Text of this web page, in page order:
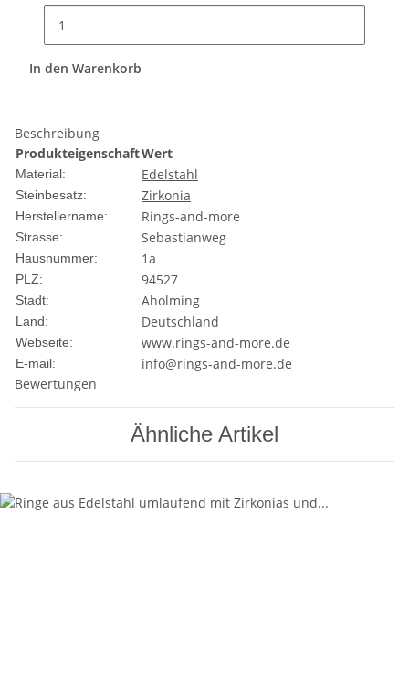
In den Warenkorb
Beschreibung
ProdukteigenschaftWert
Material: Edelstahl
Steinbesatz: Zirkonia
Herstellername: Rings-and-more
Strasse: Sebastianweg
Hausnummer: 1a
PLZ: 94527
Stadt: Aholming
Land: Deutschland
Webseite: www.rings-and-more.de
E-mail:
info@rings-and-more.de
Bewertungen
Ähnliche Artikel